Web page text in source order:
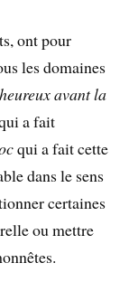
ont pour
les domaines
avant la
a fait
qui a fait cette
dans le sens
certaines
ou mettre